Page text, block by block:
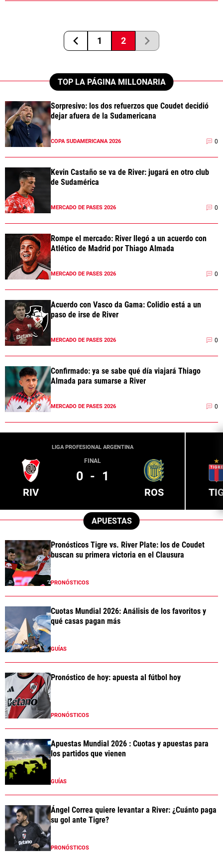
1 2
TOP LA PÁGINA MILLONARIA
Sorpresivo: los dos refuerzos que Coudet decidió
dejar afuera de la Sudamericana
COPA SUDAMERICANA 2026 0
Kevin Castaño se va de River: jugará en otro club
de Sudamérica
MERCADO DE PASES 2026 0
Rompe el mercado: River llegó a un acuerdo con
Atlético de Madrid por Thiago Almada
MERCADO DE PASES 2026 0
Acuerdo con Vasco da Gama: Colidio está a un
paso de irse de River
MERCADO DE PASES 2026 0
Confirmado: ya se sabe qué día viajará Thiago
Almada para sumarse a River
MERCADO DE PASES 2026 0
LIGA PROFESIONAL ARGENTINA
RIV
FINAL
0 - 1
ROS
APUESTAS
Pronósticos Tigre vs. River Plate: los de Coudet
buscan su primera victoria en el Clausura
PRONÓSTICOS
Cuotas Mundial 2026: Análisis de los favoritos y
qué casas pagan más
GUÍAS
Pronóstico de hoy: apuesta al fútbol hoy
PRONÓSTICOS
Apuestas Mundial 2026 : Cuotas y apuestas para
los partidos que vienen
GUÍAS
Ángel Correa quiere levantar a River: ¿Cuánto paga
su gol ante Tigre?
PRONÓSTICOS